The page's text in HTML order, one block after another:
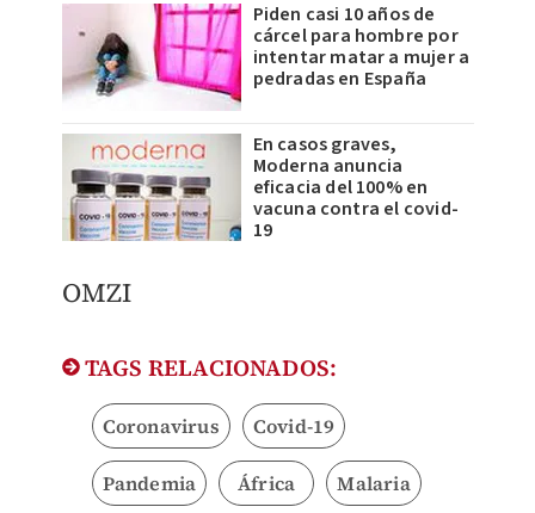
Piden casi 10 años de
cárcel para hombre por
intentar matar a mujer a
pedradas en España
En casos graves,
Moderna anuncia
eficacia del 100% en
vacuna contra el covid-
19
OMZI
TAGS RELACIONADOS:
Coronavirus Covid-19
Pandemia África Malaria